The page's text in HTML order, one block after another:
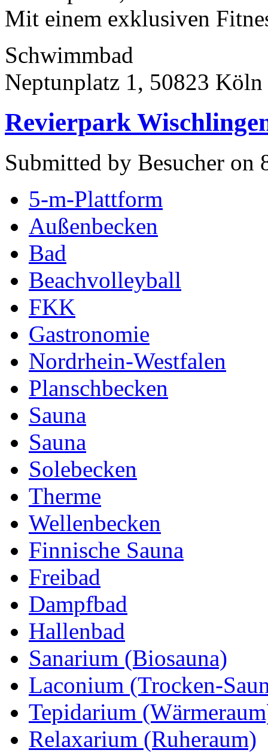
Mit einem exklusiven
Schwimmbad
Neptunplatz 1, 50823 Köln
Revierpark
Submitted by Besucher on
5-m-Plattform
Außenbecken
Bad
Beachvolleyball
FKK
Gastronomie
Nordrhein-Westfalen
Planschbecken
Sauna
Sauna
Solebecken
Therme
Wellenbecken
Finnische Sauna
Freibad
Dampfbad
Hallenbad
Sanarium (Biosauna)
Laconium (Trocken-
Tepidarium
Relaxarium (Ruheraum)